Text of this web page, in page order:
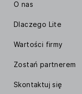
O nas
Dlaczego Lite
Wartości firmy
Zostań partnerem
Skontaktuj się